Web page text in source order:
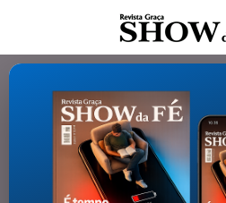
A plenitude do Pai em
Estêvão